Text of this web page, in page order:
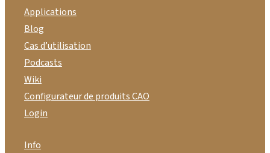
Applications
Blog
Cas d’utilisation
Podcasts
Wiki
Configurateur de produits CAO
Login
Info